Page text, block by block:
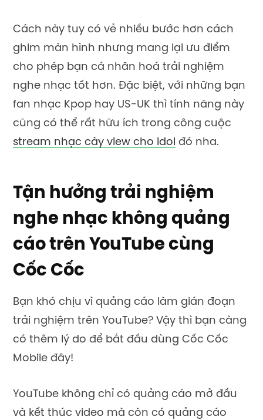
Cách này tuy có vẻ nhiều bước hơn cách
ghim màn hình nhưng mang lại ưu điểm
cho phép bạn cá nhân hoá trải nghiệm
nghe nhạc tốt hơn. Đặc biệt, với những bạn
fan nhạc Kpop hay US-UK thì tính năng này
cũng có thể rất hữu ích trong công cuộc
stream nhạc cày view cho idol đó nha.
Tận hưởng trải nghiệm
nghe nhạc không quảng
cáo trên YouTube cùng
Cốc Cốc
Bạn khó chịu vì quảng cáo làm gián đoạn
trải nghiệm trên YouTube? Vậy thì bạn càng
có thêm lý do để bắt đầu dùng Cốc Cốc
Mobile đây!
YouTube không chỉ có quảng cáo mở đầu
và kết thúc video mà còn có quảng cáo